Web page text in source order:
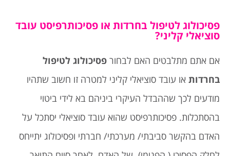
פסיכולוג לטיפול בחרדות או פסיכותרפיסט עובד
סוציאלי קליני?
אם אתם מתלבטים האם לבחור פסיכולוג לטיפול
בחרדות או עובד סוציאלי קליני למטרה זו חשוב שתהיו
מודעים לכך שההבדל העיקרי ביניהם בא לידי ביטוי
בהסתכלות. פסיכותרפיסט שהוא עובד סוציאלי יסתכל על
האדם בהקשר סביבתי/ מערכתי/ חברתי ופסיכולוג יתייחס